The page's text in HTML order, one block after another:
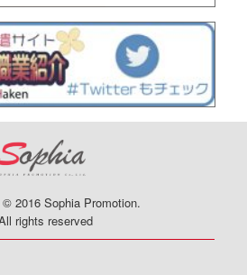
2016 Sophia Promotion.
rights reserved